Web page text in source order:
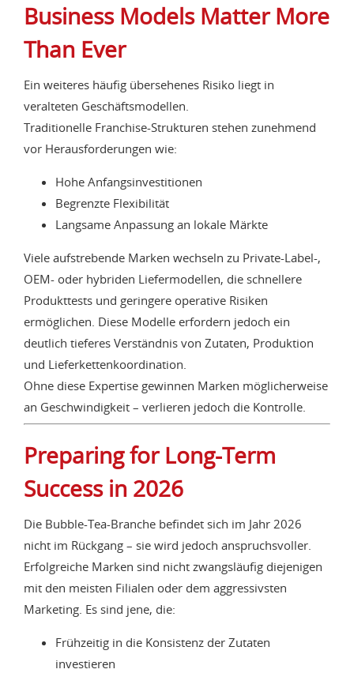
Business Models Matter More
Than Ever
Ein weiteres häufig übersehenes Risiko liegt in
veralteten Geschäftsmodellen.
Traditionelle Franchise-Strukturen stehen zunehmend
vor Herausforderungen wie:
Hohe Anfangsinvestitionen
Begrenzte Flexibilität
Langsame Anpassung an lokale Märkte
Viele aufstrebende Marken wechseln zu Private-Label-,
OEM- oder hybriden Liefermodellen, die schnellere
Produkttests und geringere operative Risiken
ermöglichen. Diese Modelle erfordern jedoch ein
deutlich tieferes Verständnis von Zutaten, Produktion
und Lieferkettenkoordination.
Ohne diese Expertise gewinnen Marken möglicherweise
an Geschwindigkeit – verlieren jedoch die Kontrolle.
Preparing for Long-Term
Success in 2026
Die Bubble-Tea-Branche befindet sich im Jahr 2026
nicht im Rückgang – sie wird jedoch anspruchsvoller.
Erfolgreiche Marken sind nicht zwangsläufig diejenigen
mit den meisten Filialen oder dem aggressivsten
Marketing. Es sind jene, die:
Frühzeitig in die Konsistenz der Zutaten
investieren